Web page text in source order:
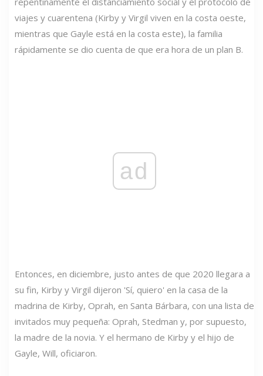
viajes y cuarentena (Kirby y Virgil viven en la costa oeste,
mientras que Gayle está en la costa este), la familia
rápidamente se dio cuenta de que era hora de un plan B.
ad
Entonces, en diciembre, justo antes de que 2020 llegara a
su fin, Kirby y Virgil dijeron 'Sí, quiero' en la casa de la
madrina de Kirby, Oprah, en Santa Bárbara, con una lista de
invitados muy pequeña: Oprah, Stedman y, por supuesto,
la madre de la novia. Y el hermano de Kirby y el hijo de
Gayle, Will, oficiaron.